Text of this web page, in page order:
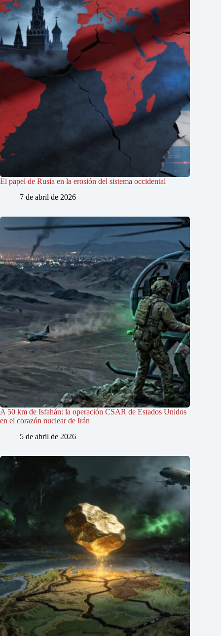
El papel de Rusia en la erosión del sistema occidental
7 de abril de 2026
A 50 km de Isfahán: la operación CSAR de Estados Unidos
en el corazón nuclear de Irán
5 de abril de 2026